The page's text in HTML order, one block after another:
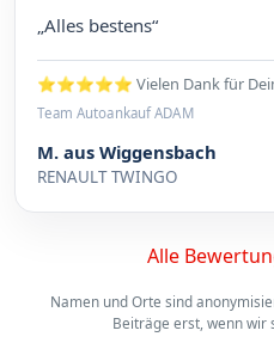
„Alles bestens“
⭐⭐⭐⭐⭐ Vielen Dank für
Team Autoankauf ADAM
M. aus Wiggensbach
RENAULT TWINGO
Alle
Namen und Orte sind
Beiträge erst, wenn wir